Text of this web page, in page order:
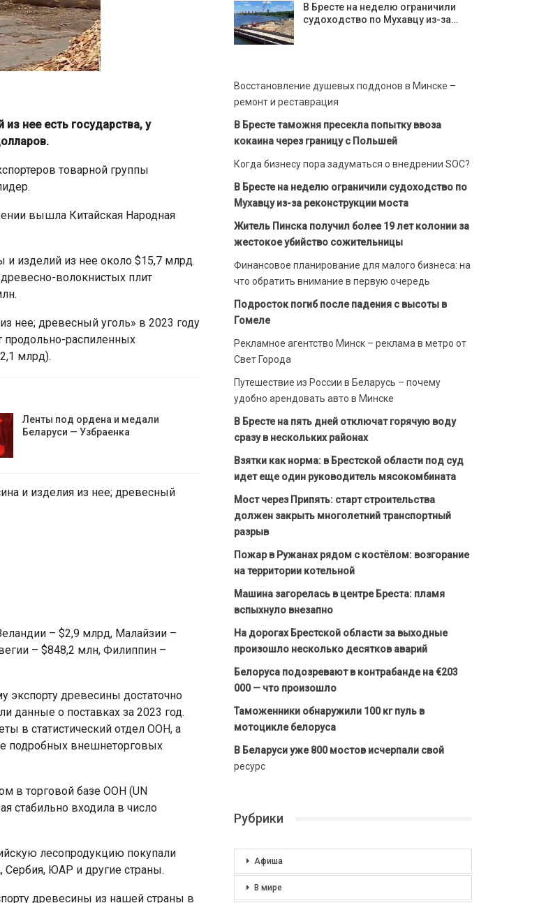
нее есть государства, у
товарной группы
вышла Китайская Народная
и изделий из нее около $15,7 млрд.
волокнистых плит
нее; древесный уголь» в 2023 году
продольно-распиленных
млрд).
Ленты под ордена и медали
Беларуси — Узбраенка
и изделия из нее; древесный
– $2,9 млрд, Малайзии –
– $848,2 млн, Филиппин –
экспорту древесины достаточно
данные о поставках за 2023 год.
в статистический отдел ООН, а
подробных внешнеторговых
в торговой базе ООН (UN
стабильно входила в число
лесопродукцию покупали
Сербия, ЮАР и другие страны.
древесины из нашей страны в
В Бресте на неделю ограничили
судоходство по Мухавцу из-за…
Восстановление душевых поддонов в Минске –
ремонт и реставрация
В Бресте таможня пресекла попытку ввоза
кокаина через границу с Польшей
Когда бизнесу пора задуматься о внедрении SOC?
В Бресте на неделю ограничили судоходство по
Мухавцу из-за реконструкции моста
Житель Пинска получил более 19 лет колонии за
жестокое убийство сожительницы
Финансовое планирование для малого бизнеса: на
что обратить внимание в первую очередь
Подросток погиб после падения с высоты в
Гомеле
Рекламное агентство Минск – реклама в метро от
Свет Города
Путешествие из России в Беларусь – почему
удобно арендовать авто в Минске
В Бресте на пять дней отключат горячую воду
сразу в нескольких районах
Взятки как норма: в Брестской области под суд
идет еще один руководитель мясокомбината
Мост через Припять: старт строительства
должен закрыть многолетний транспортный
разрыв
Пожар в Ружанах рядом с костёлом: возгорание
на территории котельной
Машина загорелась в центре Бреста: пламя
вспыхнуло внезапно
На дорогах Брестской области за выходные
произошло несколько десятков аварий
Белоруса подозревают в контрабанде на €203
000 — что произошло
Таможенники обнаружили 100 кг пуль в
мотоцикле белоруса
В Беларуси уже 800 мостов исчерпали свой
ресурс
Рубрики
Афиша
В мире